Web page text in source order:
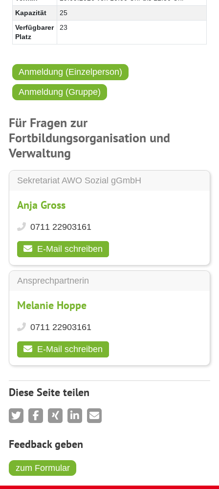
Kapazität
25
Verfügbarer
Platz
23
Anmeldung (Einzelperson)
Anmeldung (Gruppe)
Für Fragen zur
Fortbildungsorganisation und
Verwaltung
Sekretariat AWO Sozial gGmbH
Anja Gross
0711 22903161
E-Mail schreiben
Ansprechpartnerin
Melanie Hoppe
0711 22903161
E-Mail schreiben
Diese Seite teilen
Feedback geben
zum Formular